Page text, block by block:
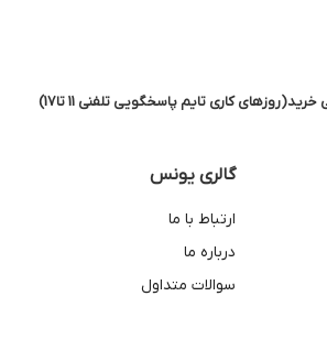
کاری تایم پاسخگویی تلفنی 11 تا17)
گالری یونس
ارتباط با ما
درباره ما
سوالات متداول